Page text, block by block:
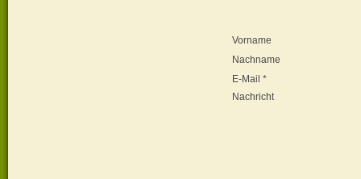
Vorname
Nachname
E-Mail *
Nachricht